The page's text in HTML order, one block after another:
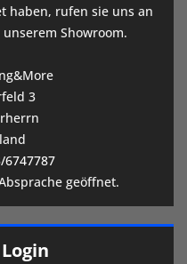
haben, rufen sie uns an
Showroom.
3
6747787
geöffnet.